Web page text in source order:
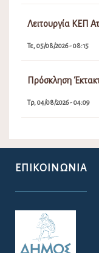
Λειτουργία ΚΕΠ
Τε, 05/08/2026 - 08:15
Πρόσκληση
Τρ, 04/08/2026 - 04:09
ΕΠΙΚΟΙΝΩΝΊΑ